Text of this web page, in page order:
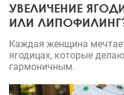
УВЕЛИЧЕНИЕ
ИЛИ
Каждая женщина
ягодицах, которые
гармоничным.